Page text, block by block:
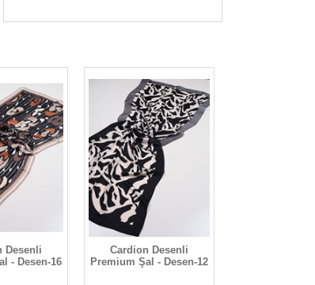
16
Cardion Desenli
Premium Şal - Desen-12
Premium Şal - Desen-15